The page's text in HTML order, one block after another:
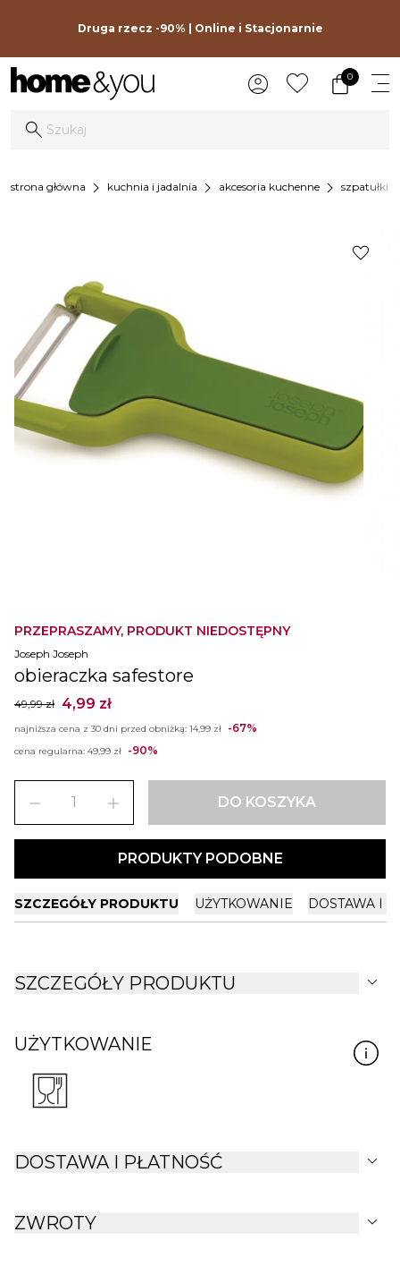
Druga rzecz -90% | Online i Stacjonarnie
0
strona główna chevron_right kuchnia i jadalnia chevron_right akcesoria kuchenne chevron_right szpatułki,
PRZEPRASZAMY, PRODUKT NIEDOSTĘPNY
Joseph Joseph
obieraczka safestore
49,99 zł 4,99 zł
najniższa cena z 30 dni przed obniżką: 14,99 zł -67%
cena regularna: 49,99 zł -90%
remove add DO KOSZYKA
PRODUKTY PODOBNE
favorite
SZCZEGÓŁY PRODUKTU UŻYTKOWANIE DOSTAWA I
SZCZEGÓŁY PRODUKTU expand_more
UŻYTKOWANIE
DOSTAWA I PŁATNOŚĆ expand_more
ZWROTY expand_more